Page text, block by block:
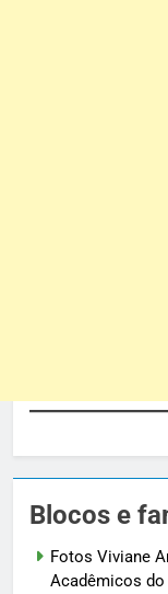
Blocos e
Fotos Viviane
Acadêmicos do